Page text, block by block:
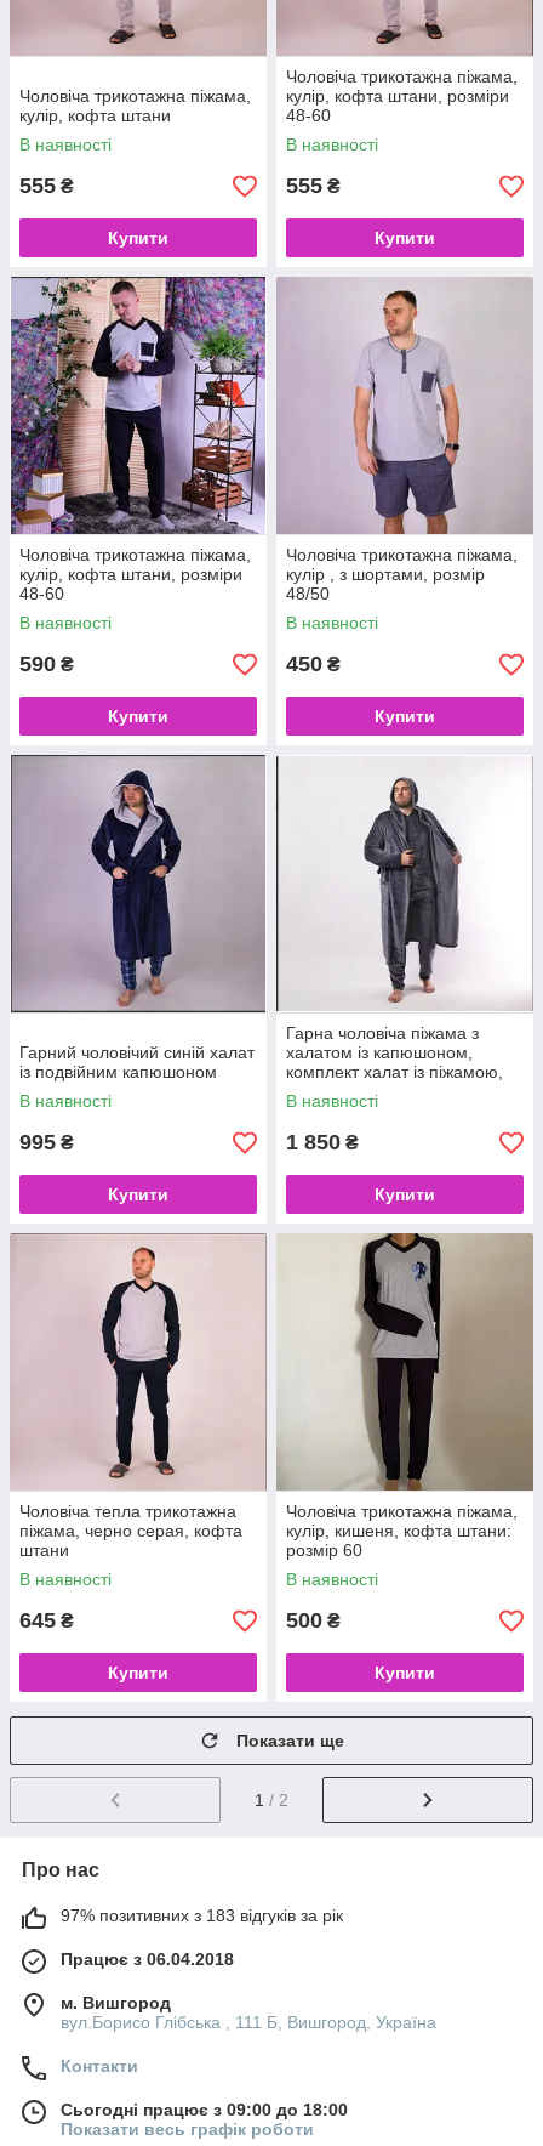
Чоловіча трикотажна піжама,
кулір, кофта штани
В наявності
555 ₴
Купити
Чоловіча трикотажна піжама,
кулір, кофта штани, розміри
48-60
В наявності
555 ₴
Купити
Чоловіча трикотажна піжама,
кулір, кофта штани, розміри
48-60
В наявності
590 ₴
Купити
Чоловіча трикотажна піжама,
кулір , з шортами, розмір
48/50
В наявності
450 ₴
Купити
Гарний чоловічий синій халат
із подвійним капюшоном
В наявності
995 ₴
Купити
Гарна чоловіча піжама з
халатом із капюшоном,
комплект халат із піжамою,
колір сірий,
В наявності
1 850 ₴
Купити
Чоловіча тепла трикотажна
піжама, черно серая, кофта
штани
В наявності
645 ₴
Купити
Чоловіча трикотажна піжама,
кулір, кишеня, кофта штани:
розмір 60
В наявності
500 ₴
Купити
Показати ще
1 / 2
Про нас
97% позитивних з 183 відгуків за рік
Працює з 06.04.2018
м. Вишгород
вул.Борисо Глібська , 111 Б, Вишгород, Україна
Контакти
Сьогодні працює з 09:00 до 18:00
Показати весь графік роботи